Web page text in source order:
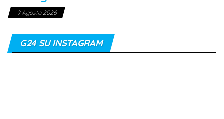
9 Agosto 2026
G24 SU INSTAGRAM